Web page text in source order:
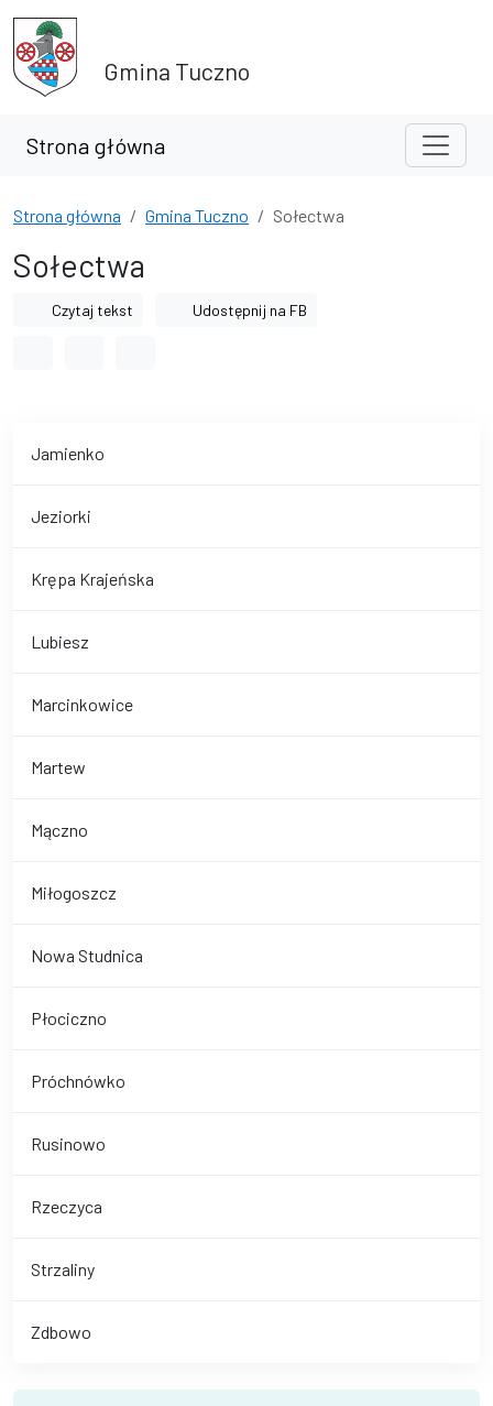
Przejdź do treści
Przejdź do wyszukiwarki
Gmina Tuczno
Strona główna
Strona główna Gmina Tuczno Sołectwa
Sołectwa
Czytaj tekst Udostępnij na FB
Jamienko
Jeziorki
Krępa Krajeńska
Lubiesz
Marcinkowice
Martew
Mączno
Miłogoszcz
Nowa Studnica
Płociczno
Próchnówko
Rusinowo
Rzeczyca
Strzaliny
Zdbowo